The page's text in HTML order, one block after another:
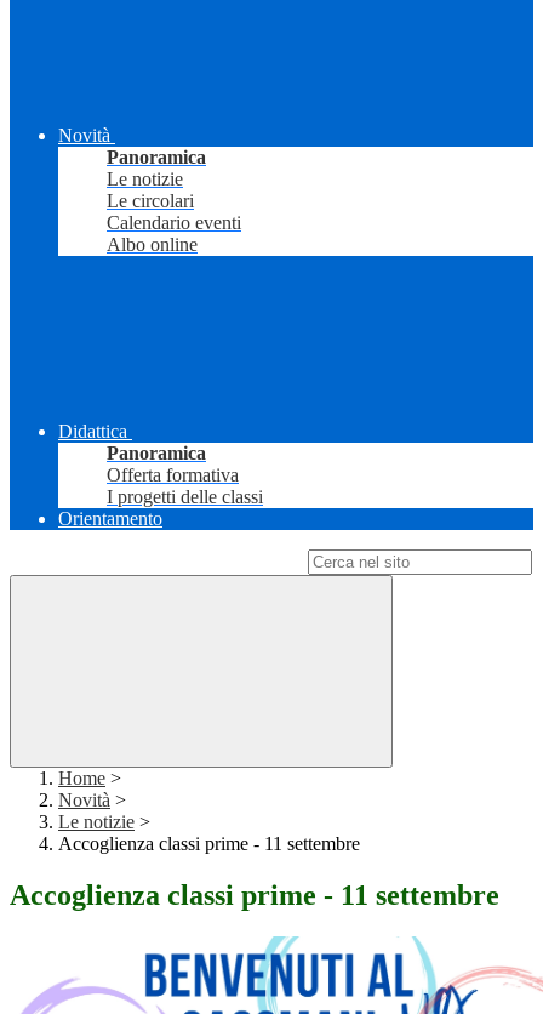
Novità
Panoramica
Le notizie
Le circolari
Calendario eventi
Albo online
Didattica
Panoramica
Offerta formativa
I progetti delle classi
Orientamento
Home >
Novità >
Le notizie >
Accoglienza classi prime - 11 settembre
Accoglienza classi prime - 11 settembre